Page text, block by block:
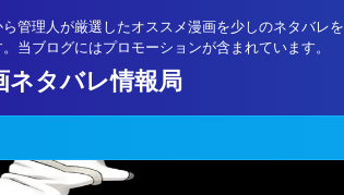
管理人が厳選したオススメ漫画を少しのネタバレを
当ブログにはプロモーションが含まれています。
ネタバレ情報局